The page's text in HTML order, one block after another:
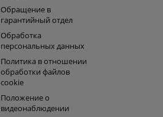
Обращение в
гарантийный отдел
Обработка
персональных данных
Политика в отношении
обработки файлов
cookie
Положение о
видеонаблюдении